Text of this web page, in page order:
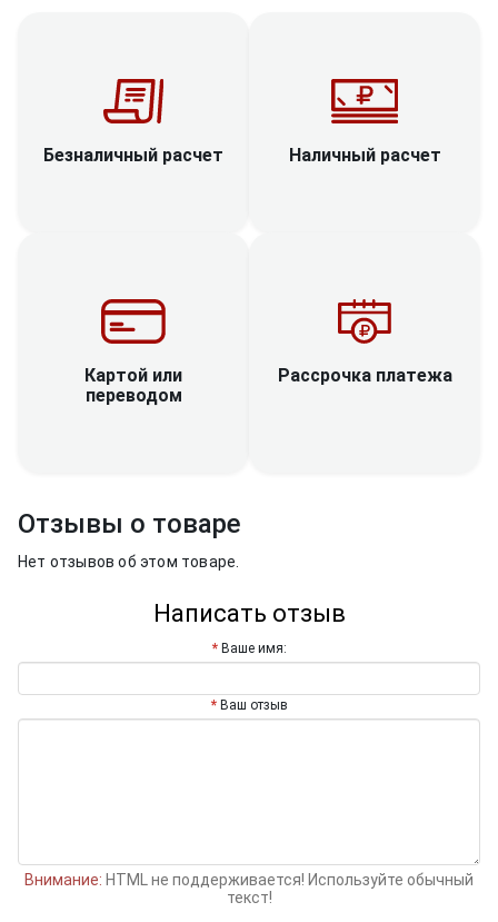
Безналичный расчет Наличный расчет
Картой или
переводом
Рассрочка платежа
Отзывы о товаре
Нет отзывов об этом товаре.
Написать отзыв
Ваше имя:
Ваш отзыв
Внимание: HTML не поддерживается! Используйте обычный
текст!